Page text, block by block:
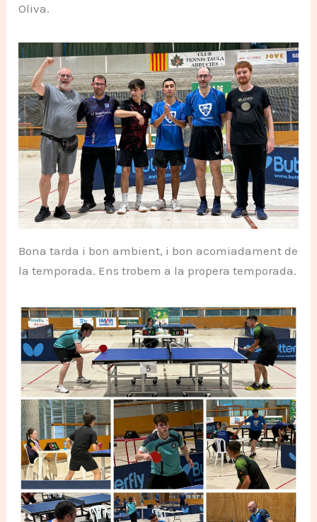
Oliva.
Bona tarda i bon ambient, i bon acomiadament de
la temporada. Ens trobem a la propera temporada.